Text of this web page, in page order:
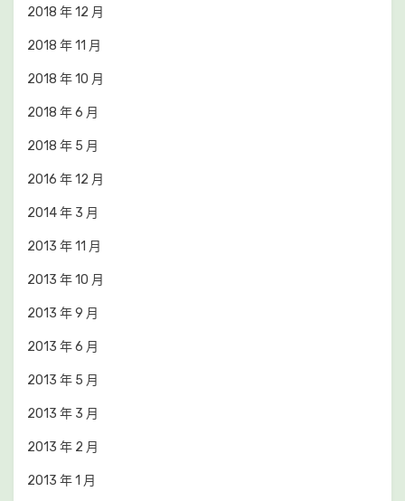
2018 年 12 月
2018 年 11 月
2018 年 10 月
2018 年 6 月
2018 年 5 月
2016 年 12 月
2014 年 3 月
2013 年 11 月
2013 年 10 月
2013 年 9 月
2013 年 6 月
2013 年 5 月
2013 年 3 月
2013 年 2 月
2013 年 1 月